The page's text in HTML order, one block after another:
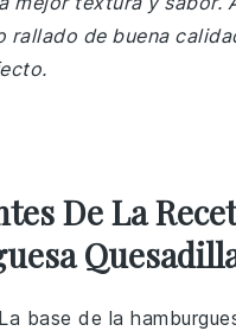
rallado de buena
De La
base de la